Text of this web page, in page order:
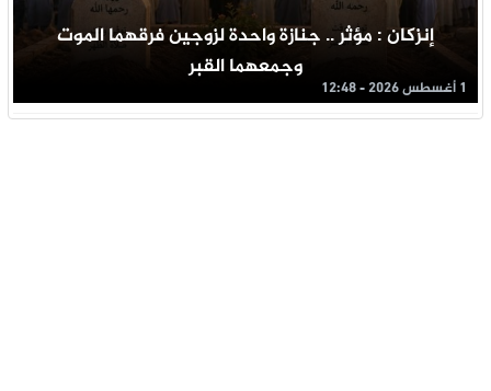
إنزكان : مؤثر .. جنازة واحدة لزوجين فرقهما الموت
وجمعهما القبر
1 أغسطس 2026 - 12:48